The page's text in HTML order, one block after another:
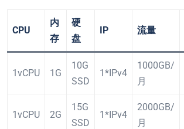
CPU
内
存
硬
盘
IP 流量
1vCPU 1G
10G
SSD
1*IPv4
1000GB/
月
1vCPU 2G
15G
SSD
1*IPv4
2000GB/
月